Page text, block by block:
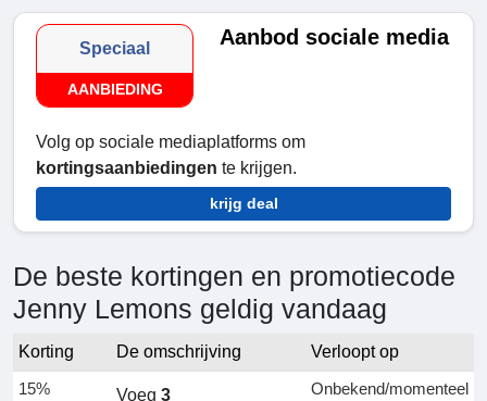
Speciaal
AANBIEDING
Aanbod sociale media
Volg op sociale mediaplatforms om
kortingsaanbiedingen te krijgen.
krijg deal
De beste kortingen en promotiecode
Jenny Lemons geldig vandaag
Korting De omschrijving
Verloopt op
15%
Voeg 3 Onbekend/momenteel